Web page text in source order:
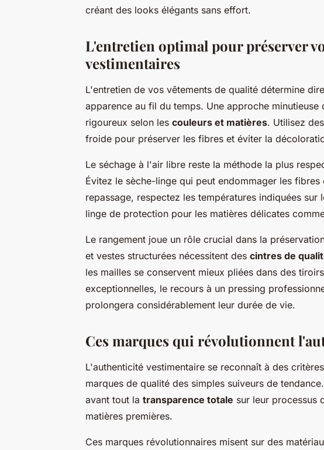
créant des looks élégants sans effort.
L'entretien optimal pour préserver
vestimentaires
L'entretien de vos vêtements de qualité détermine
apparence au fil du temps. Une approche
rigoureux selon les couleurs et matières. Utilisez
froide pour préserver les fibres et éviter la
Le séchage à l'air libre reste la méthode la plus
Évitez le sèche-linge qui peut endommager les
repassage, respectez les températures indiquées sur
linge de protection pour les matières délicates
Le rangement joue un rôle crucial dans la
et vestes structurées nécessitent des cintres de
les mailles se conservent mieux pliées dans des
exceptionnelles, le recours à un pressing
prolongera considérablement leur durée de vie.
Ces marques qui révolutionnent
L'authenticité vestimentaire se reconnaît à des
marques de qualité des simples suiveurs de
avant tout la transparence totale sur leur processus
matières premières.
Ces marques révolutionnaires misent sur des